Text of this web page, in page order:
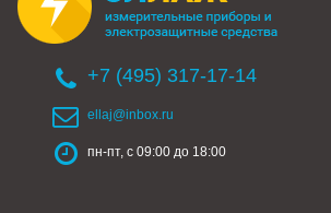
+7 (495) 317-17-14
ellaj@inbox.ru
пн-пт, с 09:00 до 18:00